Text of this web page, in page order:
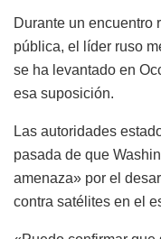
Durante un encuentro
pública, el líder ruso
se ha levantado en
esa suposición.
Las autoridades
pasada de que
amenaza» por el
contra satélites en el